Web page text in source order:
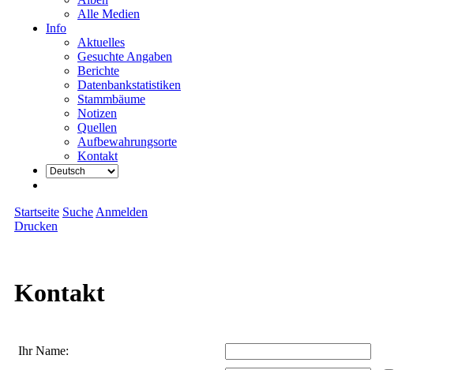
Alle Medien
Info
Aktuelles
Gesuchte Angaben
Berichte
Datenbankstatistiken
Stammbäume
Notizen
Quellen
Aufbewahrungsorte
Kontakt
Startseite Suche Anmelden
Drucken
Kontakt
Ihr Name: